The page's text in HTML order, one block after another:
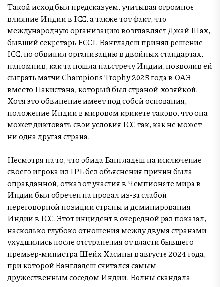
Такой исход был предсказуем, учитывая огромное
влияние Индии в ICC, а также тот факт, что
международную организацию возглавляет Джай Шах,
бывший секретарь BCCI. Бангладеш принял решение
ICC, но обвинил организацию в двойных стандартах,
напомнив, как та пошла навстречу Индии, позволив ей
сыграть матчи Champions Trophy 2025 года в ОАЭ
вместо Пакистана, который был страной-хозяйкой.
Хотя это обвинение имеет под собой основания,
положение Индии в мировом крикете таково, что она
может диктовать свои условия ICC так, как не может
ни одна другая страна.
Несмотря на то, что обида Бангладеш на исключение
своего игрока из IPL без объяснения причин была
оправданной, отказ от участия в Чемпионате мира в
Индии был обречен на провал из-за слабой
переговорной позиции страны и доминирования
Индии в ICC. Этот инцидент в очередной раз показал,
насколько глубоко отношения между двумя странами
ухудшились после отстранения от власти бывшего
премьер-министра Шейх Хасины в августе 2024 года,
при которой Бангладеш считался самым
дружественным соседом Индии. Волны скандала